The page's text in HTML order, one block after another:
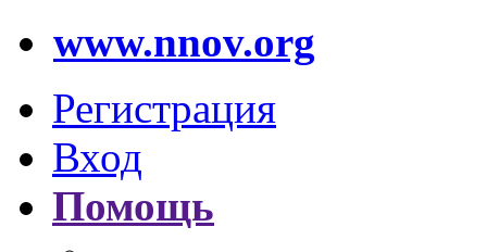
www.nnov.org
Регистрация
Вход
Помощь